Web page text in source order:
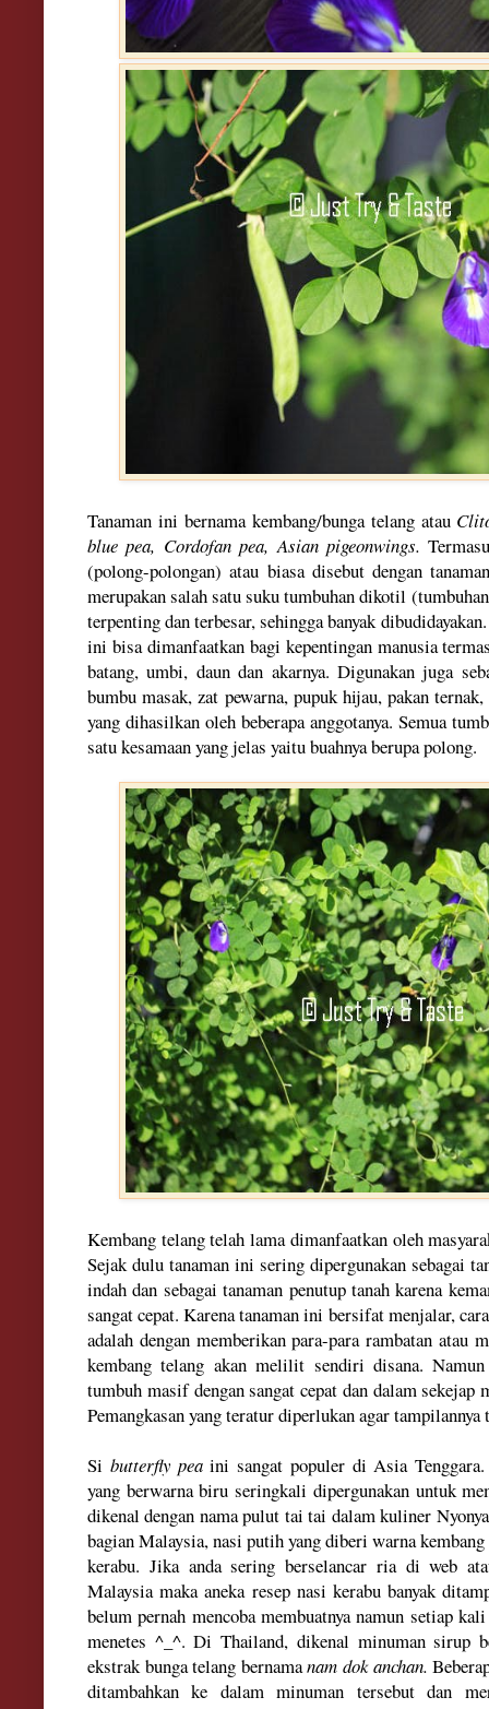
Tanaman ini bernama kembang/bunga telang atau
blue pea, Cordofan pea, Asian pigeonwings.
(polong-polongan) atau biasa disebut dengan
merupakan salah satu suku tumbuhan dikotil
terpenting dan terbesar, sehingga banyak
ini bisa dimanfaatkan bagi kepentingan manusia
batang, umbi, daun dan akarnya. Digunakan juga
bumbu masak, zat pewarna, pupuk hijau, pakan
yang dihasilkan oleh beberapa anggotanya. Semua
satu kesamaan yang jelas yaitu buahnya berupa polong.
Kembang telang telah lama dimanfaatkan oleh
Sejak dulu tanaman ini sering dipergunakan sebagai
indah dan sebagai tanaman penutup tanah karena
sangat cepat. Karena tanaman ini bersifat menjalar,
adalah dengan memberikan para-para rambatan atau
kembang telang akan melilit sendiri disana.
tumbuh masif dengan sangat cepat dan dalam sekejap
Pemangkasan yang teratur diperlukan agar
Si butterfly peaini sangat populer di Asia
yang berwarna biru seringkali dipergunakan untuk
dikenal dengan nama pulut tai tai dalam kuliner
bagian Malaysia, nasi putih yang diberi warna
kerabu. Jika anda sering berselancar ria di web
Malaysia maka aneka resep nasi kerabu banyak
belum pernah mencoba membuatnya namun setiap
menetes ^_^. Di Thailand, dikenal minuman sirup
ekstrak bunga telang bernamanam dok anchan.
ditambahkan ke dalam minuman tersebut dan